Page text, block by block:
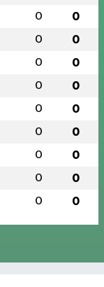
0 0
0 0
0 0
0 0
0 0
0 0
0 0
0 0
0 0